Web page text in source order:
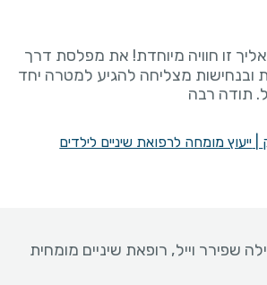
זו חוויה מיוחדת! את מפלסת דרך
ובנחישות מצליחה להגיע למטרה יחד
תודה רבה
ייעוץ מומחה לרפואת שיניים לילדים
שפירר וייל, רופאת שיניים מומחית